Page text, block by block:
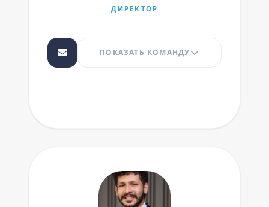
ДИРЕКТОР
ПОКАЗАТЬ КОМАНДУ
Нозимжон Номозов
АССИСТЕНТ АНДЕРРАЙТЕРА
N.Nomozov@aic.uz